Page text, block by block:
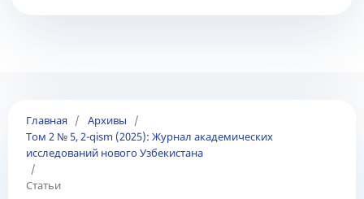
Главная / Архивы
/
Том 2 № 5, 2-qism (2025): Журнал академических
исследований нового Узбекистана
/
Статьи